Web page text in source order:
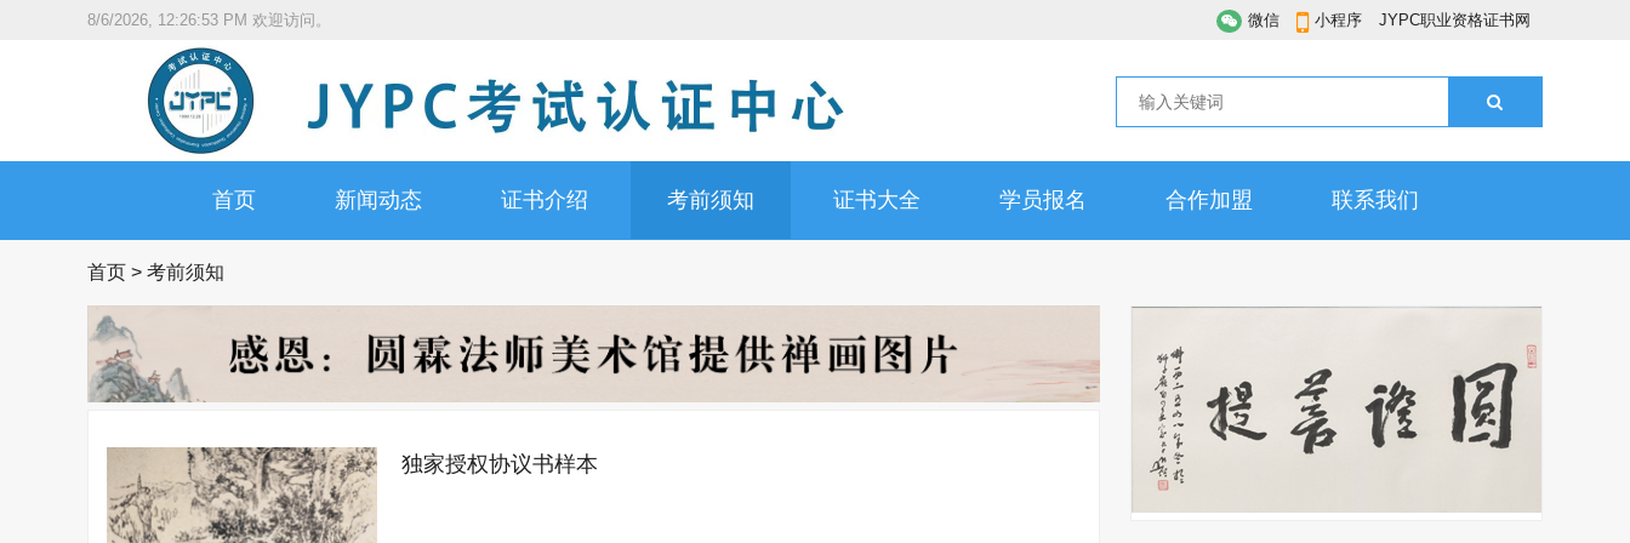
8/6/2026, 12:26:53 PM 欢迎访问。 微信 小程序 JYPC职业资格证书网
首页 新闻动态 证书介绍 考前须知 证书大全 学员报名 合作加盟 联系我们
首页 > 考前须知
独家授权协议书样本